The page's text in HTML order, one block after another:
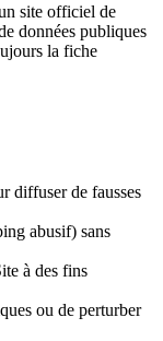
site officiel de
données publiques
la fiche
diffuser de fausses
abusif) sans
à des fins
ou de perturber